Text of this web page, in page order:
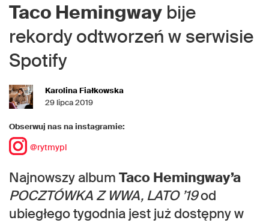
Taco Hemingway bije
rekordy odtworzeń w serwisie
Spotify
Karolina Fiałkowska
29 lipca 2019
Obserwuj nas na instagramie:
@rytmypl
Najnowszy album Taco Hemingway’a
POCZTÓWKA Z WWA, LATO ’19od
ubiegłego tygodnia jest już dostępny w